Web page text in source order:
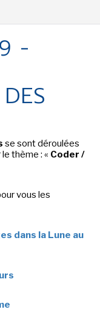
-
se sont déroulées
thème : « Coder /
vous les
dans la Lune au